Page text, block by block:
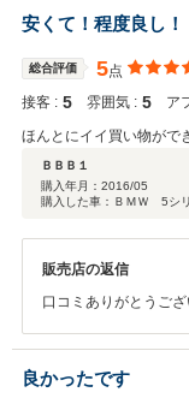
安くて！程度良し！
総合評価 5点
接客 : 5 雰囲気 : 5 ア
ほんとにイイ買い物がで
ＢＢＢ１
購入年月： 2016/05
購入した車：ＢＭＷ 5シ
販売店の返信
口コミありがとうご
良かったです